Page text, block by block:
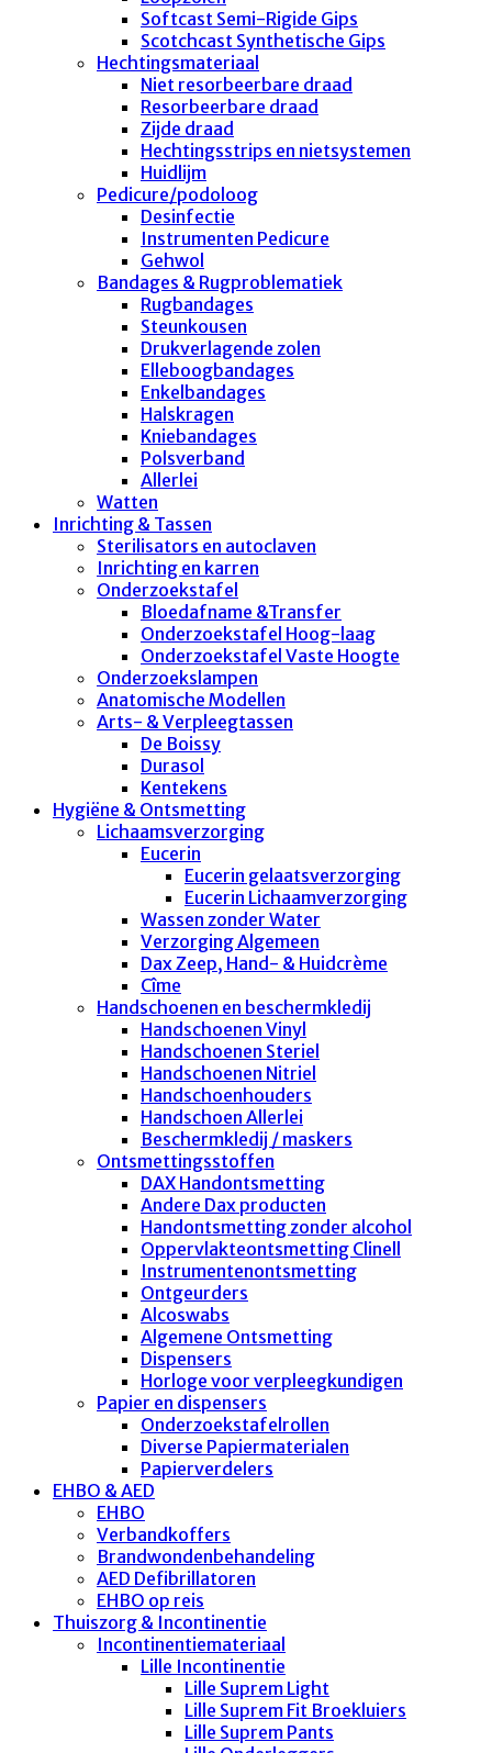
Softcast Semi-Rigide Gips
Scotchcast Synthetische Gips
Hechtingsmateriaal
Niet resorbeerbare draad
Resorbeerbare draad
Zijde draad
Hechtingsstrips en nietsystemen
Huidlijm
Pedicure/podoloog
Desinfectie
Instrumenten Pedicure
Gehwol
Bandages & Rugproblematiek
Rugbandages
Steunkousen
Drukverlagende zolen
Elleboogbandages
Enkelbandages
Halskragen
Kniebandages
Polsverband
Allerlei
Watten
Inrichting & Tassen
Sterilisators en autoclaven
Inrichting en karren
Onderzoekstafel
Bloedafname &Transfer
Onderzoekstafel Hoog-laag
Onderzoekstafel Vaste Hoogte
Onderzoekslampen
Anatomische Modellen
Arts- & Verpleegtassen
De Boissy
Durasol
Kentekens
Hygiëne & Ontsmetting
Lichaamsverzorging
Eucerin
Eucerin gelaatsverzorging
Eucerin Lichaamverzorging
Wassen zonder Water
Verzorging Algemeen
Dax Zeep, Hand- & Huidcrème
Cîme
Handschoenen en beschermkledij
Handschoenen Vinyl
Handschoenen Steriel
Handschoenen Nitriel
Handschoenhouders
Handschoen Allerlei
Beschermkledij / maskers
Ontsmettingsstoffen
DAX Handontsmetting
Andere Dax producten
Handontsmetting zonder alcohol
Oppervlakteontsmetting Clinell
Instrumentenontsmetting
Ontgeurders
Alcoswabs
Algemene Ontsmetting
Dispensers
Horloge voor verpleegkundigen
Papier en dispensers
Onderzoekstafelrollen
Diverse Papiermaterialen
Papierverdelers
EHBO & AED
EHBO
Verbandkoffers
Brandwondenbehandeling
AED Defibrillatoren
EHBO op reis
Thuiszorg & Incontinentie
Incontinentiemateriaal
Lille Incontinentie
Lille Suprem Light
Lille Suprem Fit Broekluiers
Lille Suprem Pants